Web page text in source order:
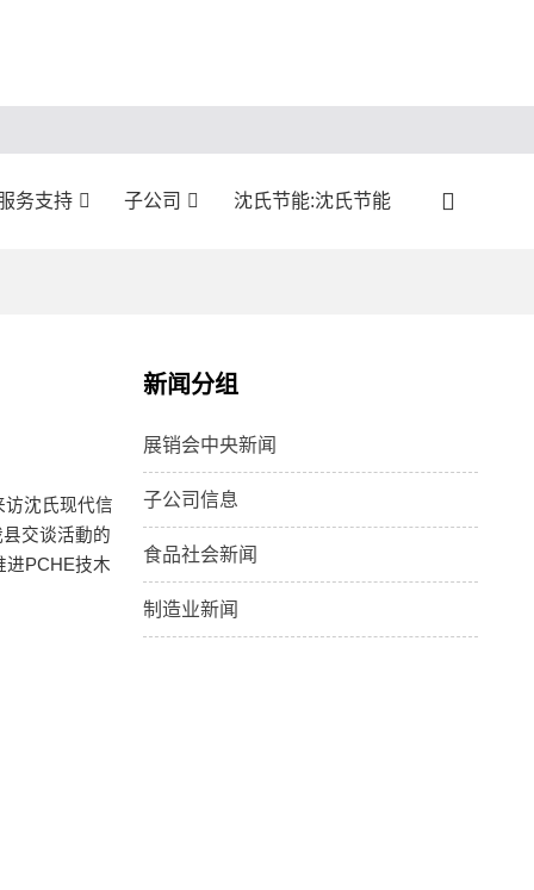
务支持 子公司 沈氏节能:沈氏节能
访沈氏现代信
交谈活動的
进PCHE技木
新闻分组
展销会中央新闻
子公司信息
食品社会新闻
制造业新闻